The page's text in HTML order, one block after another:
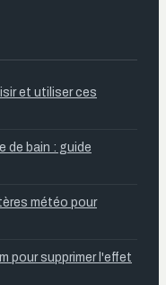
et utiliser ces
de bain : guide
météo pour
pour supprimer l'effet